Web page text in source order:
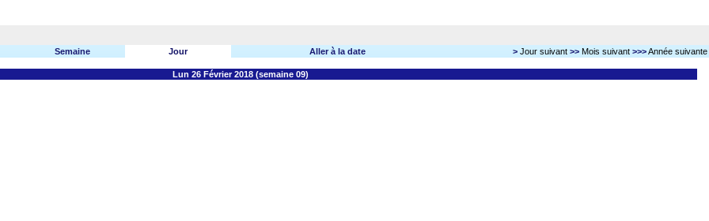
Semaine Jour Aller à la date > Jour suivant >> Mois suivant >>>Année suivante
Lun 26 Février 2018 (semaine 09)